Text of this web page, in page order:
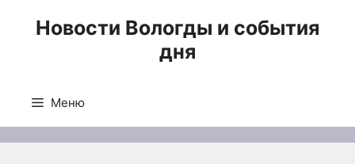
Новости Вологды и события
дня
Меню